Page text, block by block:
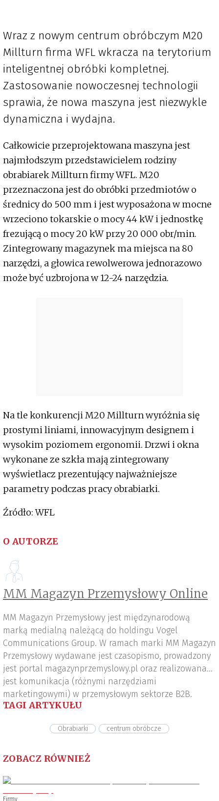
Wraz z nowym centrum obróbczym M20
Millturn firma WFL wkracza na terytorium
inteligentnej obróbki kompletnej.
Zastosowanie nowoczesnej technologii
sprawia, że nowa maszyna jest niezwykle
dynamiczna i wydajna.
Całkowicie przeprojektowana maszyna jest
najmłodszym przedstawicielem rodziny
obrabiarek Millturn firmy WFL. M20
przeznaczona jest do obróbki przedmiotów o
średnicy do 500 mm i jest wyposażona w mocne
wrzeciono tokarskie o mocy 44 kW i jednostkę
frezującą o mocy 20 kW przy 20 000 obr/min.
Zintegrowany magazynek ma miejsca na 80
narzędzi, a głowica rewolwerowa jednorazowo
może być uzbrojona w 12-24 narzędzia.
Na tle konkurencji M20 Millturn wyróżnia się
prostymi liniami, innowacyjnym designem i
wysokim poziomem ergonomii. Drzwi i okna
wykonane ze szkła mają zintegrowany
wyświetlacz prezentujący najważniejsze
parametry podczas pracy obrabiarki.
Źródło: WFL
O AUTORZE
MM Magazyn Przemysłowy Online
MM Magazyn Przemysłowy jest międzynarodową
marką medialną należącą do holdingu Vogel
Communications Group. W ramach marki MM Magazyn
Przemysłowy wydawane jest czasopismo, prowadzony
jest portal magazynprzemyslowy.pl oraz realizowana
jest komunikacja (różnymi narzędziami
marketingowymi) w przemysłowym sektorze B2B.
TAGI ARTYKUŁU
Obrabiarki centrum obróbcze
ZOBACZ RÓWNIEŻ
Firmy